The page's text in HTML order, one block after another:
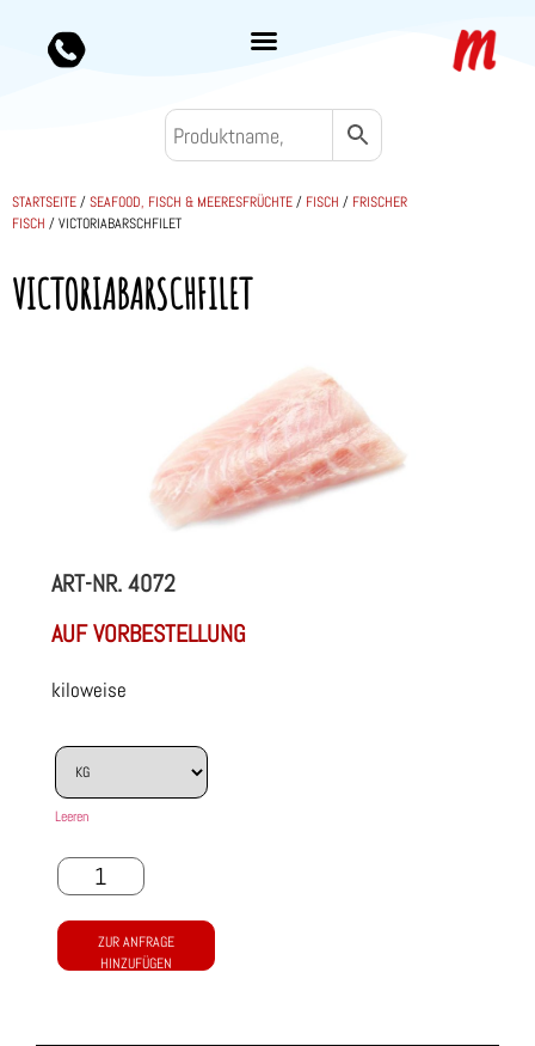
STARTSEITE/SEAFOOD, FISCH & MEERESFRÜCHTE/ FISCH / FRISCHER
FISCH / VICTORIABARSCHFILET
VICTORIABARSCHFILET
ART-NR.4072
AUF VORBESTELLUNG
kiloweise
Leeren
ZUR ANFRAGE
HINZUFÜGEN